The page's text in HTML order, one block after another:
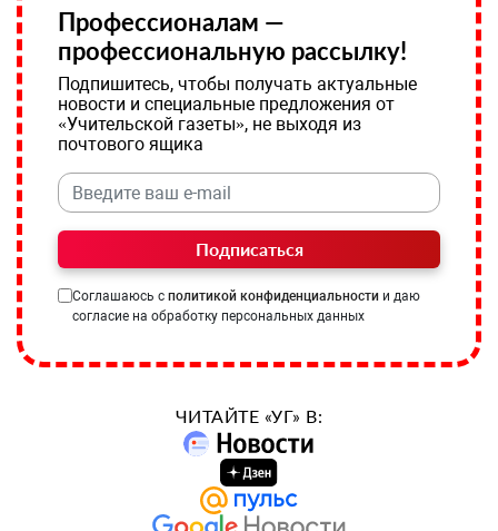
Профессионалам —
профессиональную рассылку!
Подпишитесь, чтобы получать актуальные
новости и специальные предложения от
«Учительской газеты», не выходя из
почтового ящика
Подписаться
Соглашаюсь с политикой конфиденциальности и даю
согласие на обработку персональных данных
ЧИТАЙТЕ «УГ» В: